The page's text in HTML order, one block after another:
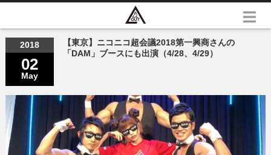
2018
02
May
【東京】ニコニコ超会議2018第一興商さんの
「DAM」ブースにも出演（4/28、4/29）